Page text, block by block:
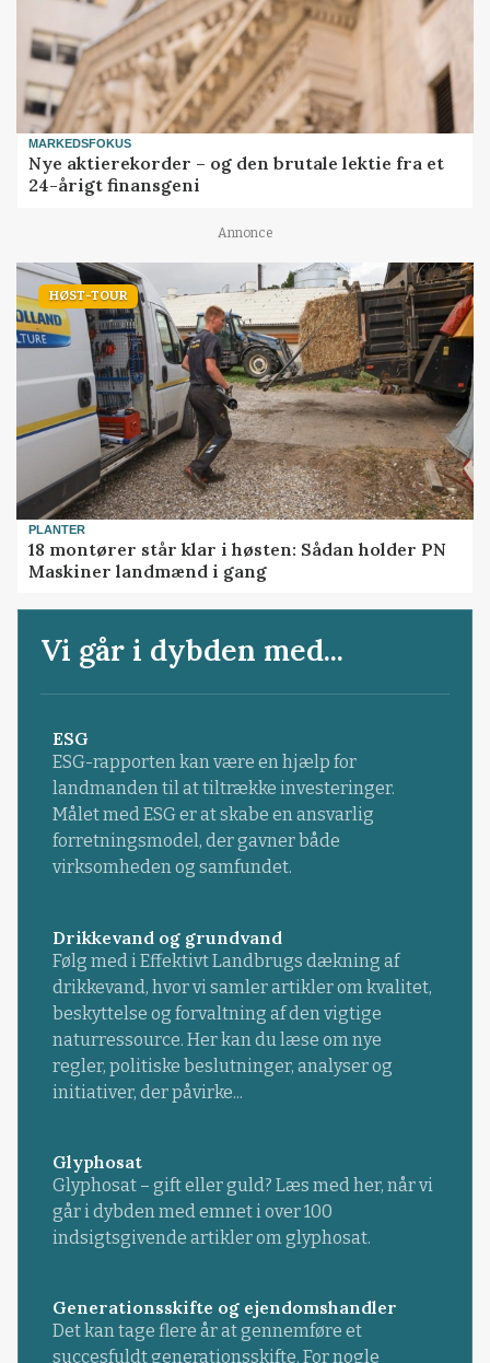
MARKEDSFOKUS
Nye aktierekorder – og den brutale lektie fra et
24-årigt finansgeni
Annonce
HØST-TOUR
PLANTER
18 montører står klar i høsten: Sådan holder PN
Maskiner landmænd i gang
Vi går i dybden med...
ESG
ESG-rapporten kan være en hjælp for
landmanden til at tiltrække investeringer.
Målet med ESG er at skabe en ansvarlig
forretningsmodel, der gavner både
virksomheden og samfundet.
Drikkevand og grundvand
Følg med i Effektivt Landbrugs dækning af
drikkevand, hvor vi samler artikler om kvalitet,
beskyttelse og forvaltning af den vigtige
naturressource. Her kan du læse om nye
regler, politiske beslutninger, analyser og
initiativer, der påvirke...
Glyphosat
Glyphosat – gift eller guld? Læs med her, når vi
går i dybden med emnet i over 100
indsigtsgivende artikler om glyphosat.
Generationsskifte og ejendomshandler
Det kan tage flere år at gennemføre et
succesfuldt generationsskifte. For nogle